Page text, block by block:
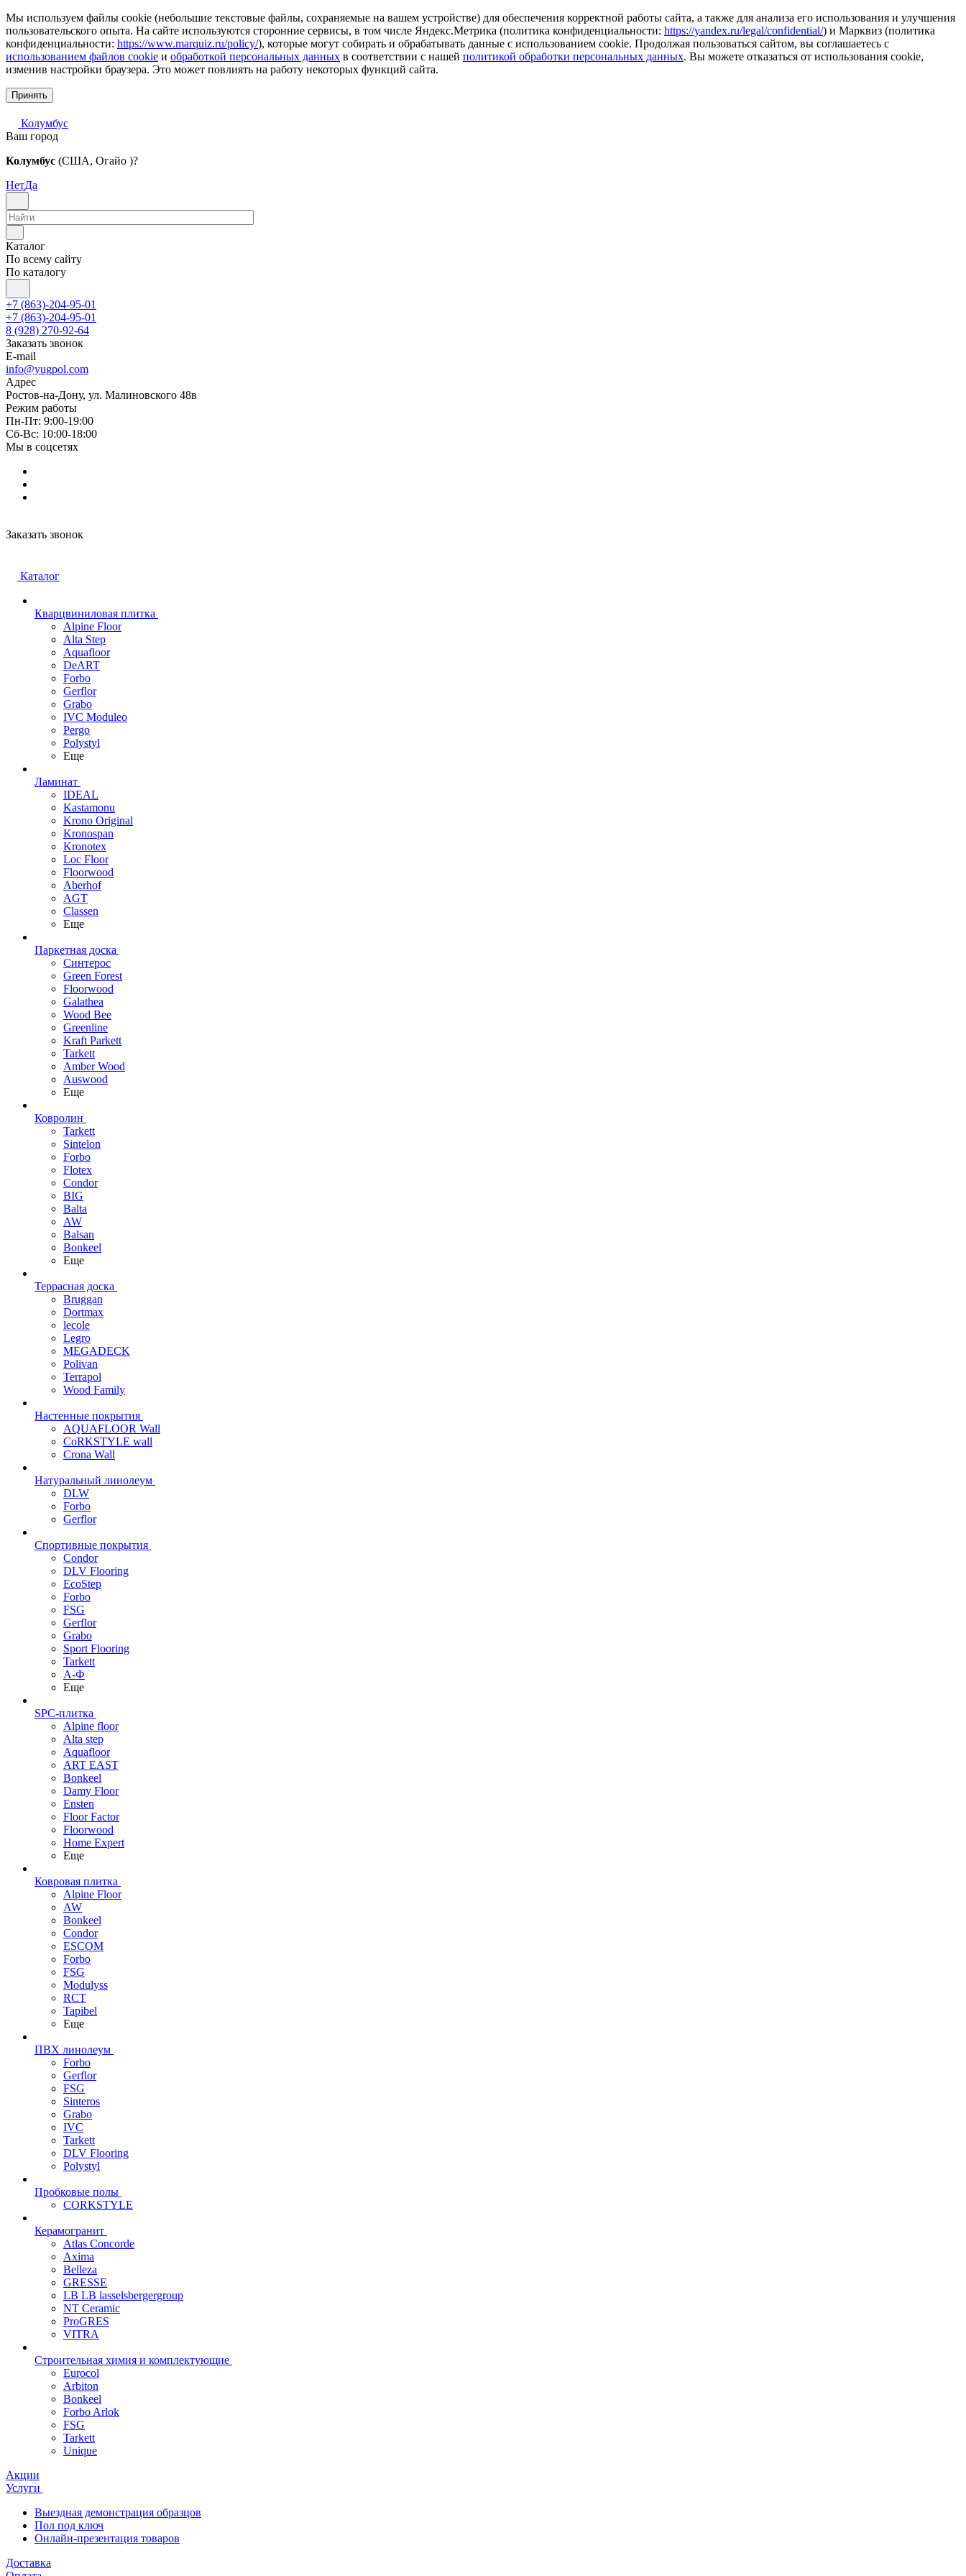
Мы используем файлы cookie (небольшие текстовые файлы, сохраняемые на вашем устройстве) для обеспечения корректной работы сайта, а также для анализа его использования и улучшения
пользовательского опыта. На сайте используются сторонние сервисы, в том числе Яндекс.Метрика (политика конфиденциальности: https://yandex.ru/legal/confidential/) и Марквиз (политика
конфиденциальности: https://www.marquiz.ru/policy/), которые могут собирать и обрабатывать данные с использованием cookie. Продолжая пользоваться сайтом, вы соглашаетесь с
использованием файлов cookie и обработкой персональных данных в соответствии с нашей политикой обработки персональных данных. Вы можете отказаться от использования cookie,
изменив настройки браузера. Это может повлиять на работу некоторых функций сайта.
Принять
Колумбус
Ваш город
Колумбус (США, Огайо )?
НетДа
Каталог
По всему сайту
По каталогу
+7 (863)-204-95-01
+7 (863)-204-95-01
8 (928) 270-92-64
Заказать звонок
E-mail
info@yugpol.com
Адрес
Ростов-на-Дону, ул. Малиновского 48в
Режим работы
Пн-Пт: 9:00-19:00
Cб-Вс: 10:00-18:00
Мы в соцсетях
Заказать звонок
Каталог
Кварцвиниловая плитка
Alpine Floor
Alta Step
Aquafloor
DeART
Forbo
Gerflor
Grabo
IVC Moduleo
Pergo
Polystyl
Еще
Ламинат
IDEAL
Kastamonu
Krono Original
Kronospan
Kronotex
Loc Floor
Floorwood
Aberhof
AGT
Classen
Еще
Паркетная доска
Синтерос
Green Forest
Floorwood
Galathea
Wood Bee
Greenline
Kraft Parkett
Tarkett
Amber Wood
Auswood
Еще
Ковролин
Tarkett
Sintelon
Forbo
Flotex
Condor
BIG
Balta
AW
Balsan
Bonkeel
Еще
Террасная доска
Bruggan
Dortmax
lecole
Legro
MEGADECK
Polivan
Terrapol
Wood Family
Настенные покрытия
AQUAFLOOR Wall
CoRKSTYLE wall
Crona Wall
Натуральный линолеум
DLW
Forbo
Gerflor
Спортивные покрытия
Condor
DLV Flooring
EcoStep
Forbo
FSG
Gerflor
Grabo
Sport Flooring
Tarkett
А-Ф
Еще
SPC-плитка
Alpine floor
Alta step
Aquafloor
ART EAST
Bonkeel
Damy Floor
Ensten
Floor Factor
Floorwood
Home Expert
Еще
Ковровая плитка
Alpine Floor
AW
Bonkeel
Condor
ESCOM
Forbo
FSG
Modulyss
RCT
Tapibel
Еще
ПВХ линолеум
Forbo
Gerflor
FSG
Sinteros
Grabo
IVC
Tarkett
DLV Flooring
Polystyl
Пробковые полы
CORKSTYLE
Керамогранит
Atlas Concorde
Axima
Belleza
GRESSE
LB LB lasselsbergergroup
NT Ceramic
ProGRES
VITRA
Строительная химия и комплектующие
Eurocol
Arbiton
Bonkeel
Forbo Arlok
FSG
Tarkett
Unique
Акции
Услуги
Выездная демонстрация образцов
Пол под ключ
Онлайн-презентация товаров
Доставка